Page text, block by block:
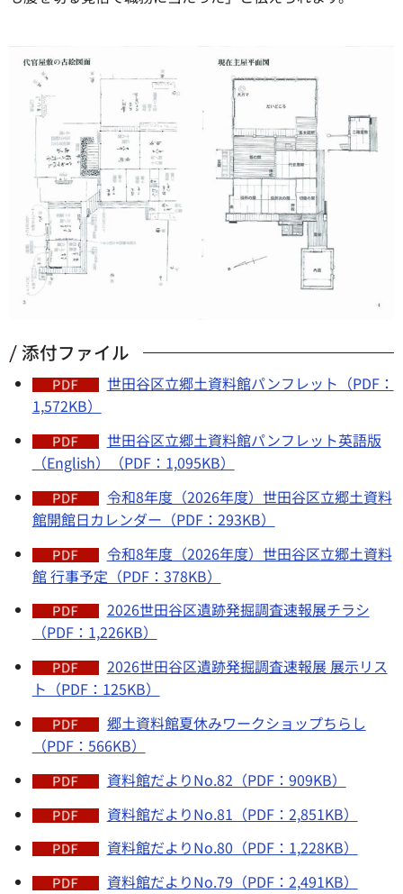
添付ファイル
世田谷区立郷土資料館パンフレット（PDF：
1,572KB）
世田谷区立郷土資料館パンフレット英語版
（English）（PDF：1,095KB）
令和8年度（2026年度）世田谷区立郷土資料
館開館日カレンダー（PDF：293KB）
令和8年度（2026年度）世田谷区立郷土資料
館 行事予定（PDF：378KB）
2026世田谷区遺跡発掘調査速報展チラシ
（PDF：1,226KB）
2026世田谷区遺跡発掘調査速報展 展示リス
ト（PDF：125KB）
郷土資料館夏休みワークショップちらし
（PDF：566KB）
資料館だよりNo.82（PDF：909KB）
資料館だよりNo.81（PDF：2,851KB）
資料館だよりNo.80（PDF：1,228KB）
資料館だよりNo.79（PDF：2,491KB）